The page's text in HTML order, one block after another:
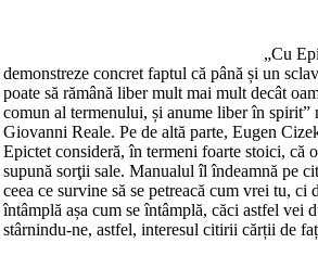
„Cu
demonstreze concret faptul că până și un
poate să rămână liber mult mai mult decât
comun al termenului, și anume liber în
Giovanni Reale. Pe de altă parte, Eugen
Epictet consideră, în termeni foarte stoici, că
supună sorţii sale. Manualul îl îndeamnă pe
ceea ce survine să se petreacă cum vrei tu, ci
întâmplă așa cum se întâmplă, căci astfel vei
stârnindu-ne, astfel, interesul citirii cărții de